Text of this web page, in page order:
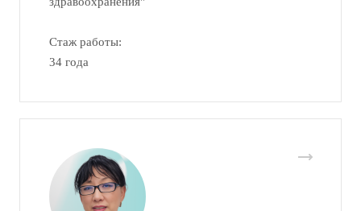
Стаж работы:
34 года